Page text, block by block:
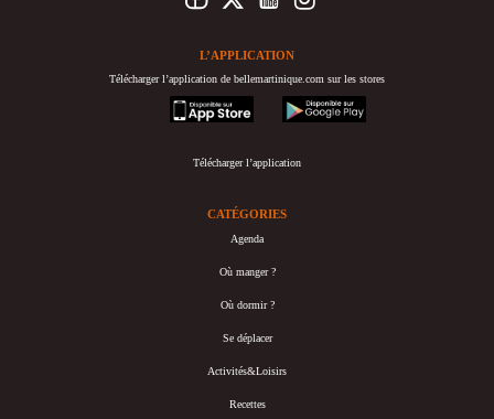
L’APPLICATION
Télécharger l’application de bellemartinique.com sur les stores
appstore
googleplay
Télécharger l’application
CATÉGORIES
Agenda
Où manger ?
Où dormir ?
Se déplacer
Activités&Loisirs
Recettes